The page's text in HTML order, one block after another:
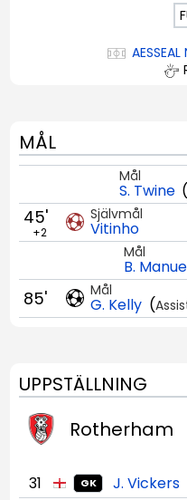
MÅL
Mål
S. Twine
Självmål
Vitinho
45'
+2
Mål
B.
Mål
G. Kelly (
85'
UPPSTÄLLNING
Rotherham
31 GK J. Vickers